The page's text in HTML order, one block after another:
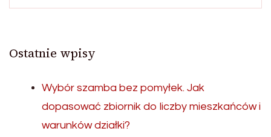
Ostatnie wpisy
Wybór szamba bez pomyłek. Jak
dopasować zbiornik do liczby mieszkańców i
warunków działki?